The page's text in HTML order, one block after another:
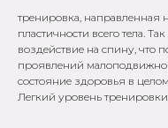
тренировка, направленная
пластичности всего тела.
воздействие на спину, что
проявлений
состояние здоровья в
Легкий уровень